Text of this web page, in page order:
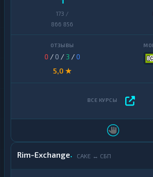
173 /
866 856
0 / 0 / 3 /0
5,0 ★
Rim-Exchange CAKE ↔ СБП